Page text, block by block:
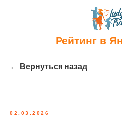
Рейтинг в
← Вернуться назад
02.03.2026